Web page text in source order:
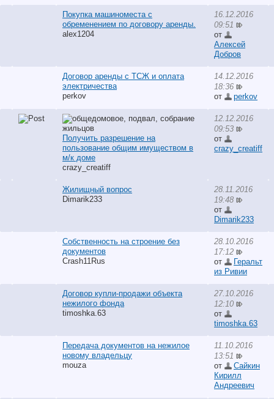
Покупка машиноместа с
обременением по договору аренды.
alex1204
16.12.2016
09:51
от
Алексей
Добров
Договор аренды с ТСЖ и оплата
электричества
perkov
14.12.2016
18:36
от
perkov
Получить разрешение на
пользование общим имуществом в
м/к доме
crazy_creatiff
12.12.2016
09:53
от
crazy_creatiff
Жилищный вопрос
Dimarik233
28.11.2016
19:48
от
Dimarik233
Собственность на строение без
документов
Crash11Rus
28.10.2016
17:12
от
Геральт
из Ривии
Договор купли-продажи объекта
нежилого фонда
timoshka.63
27.10.2016
12:10
от
timoshka.63
Передача документов на нежилое
новому владельцу
mouza
11.10.2016
13:51
от
Сайкин
Кирилл
Андреевич